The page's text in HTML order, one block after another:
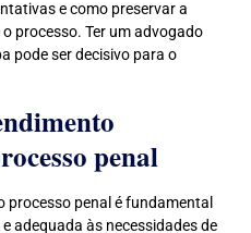
e como preservar a
processo. Ter um advogado
pode ser decisivo para o
penal
processo penal é fundamental
adequada às necessidades de